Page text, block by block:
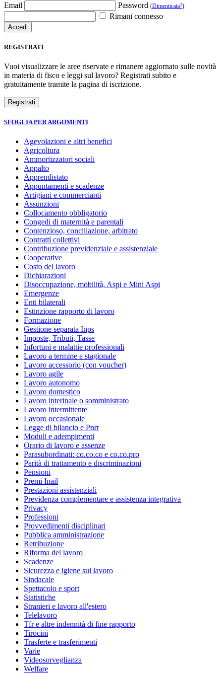
Email Password (Dimenticata?)
Rimani connesso
REGISTRATI
Vuoi visualizzare le aree riservate e rimanere aggiornato sulle novità
in materia di fisco e leggi sul lavoro? Registrati subito e
gratuitamente tramite la pagina di iscrizione.
SFOGLIA PER ARGOMENTI
Agevolazioni e altri benefici
Agricoltura
Ammortizzatori sociali
Appalto
Apprendistato
Appuntamenti e scadenze
Artigiani e commercianti
Assunzioni
Collocamento obbligatorio
Congedi di maternità e parentali
Contenzioso, conciliazione, arbitrato
Contratti collettivi
Contribuzione previdenziale e assistenziale
Cooperative
Costo del lavoro
Dichiarazioni
Disoccupazione, mobilità, Aspi e Mini Aspi
Emergenze
Enti bilaterali
Estinzione rapporto di lavoro
Formazione
Gestione separata Inps
Imposte, Tributi, Tasse
Infortuni e malattie professionali
Lavoro a termine e stagionale
Lavoro accessorio (con voucher)
Lavoro agile
Lavoro autonomo
Lavoro domestico
Lavoro interinale o somministrato
Lavoro intermittente
Lavoro occasionale
Legge di bilancio e Pnrr
Moduli e adempimenti
Orario di lavoro e assenze
Parasubordinati: co.co.co e co.co.pro
Parità di trattamento e discriminazioni
Pensioni
Premi Inail
Prestazioni assistenziali
Previdenza complementare e assistenza integrativa
Privacy
Professioni
Provvedimenti disciplinari
Pubblica amministrazione
Retribuzione
Riforma del lavoro
Scadenze
Sicurezza e igiene sul lavoro
Sindacale
Spettacolo e sport
Statistiche
Stranieri e lavoro all'estero
Telelavoro
Tfr e altre indennità di fine rapporto
Tirocini
Trasferte e trasferimenti
Varie
Videosorveglianza
Welfare